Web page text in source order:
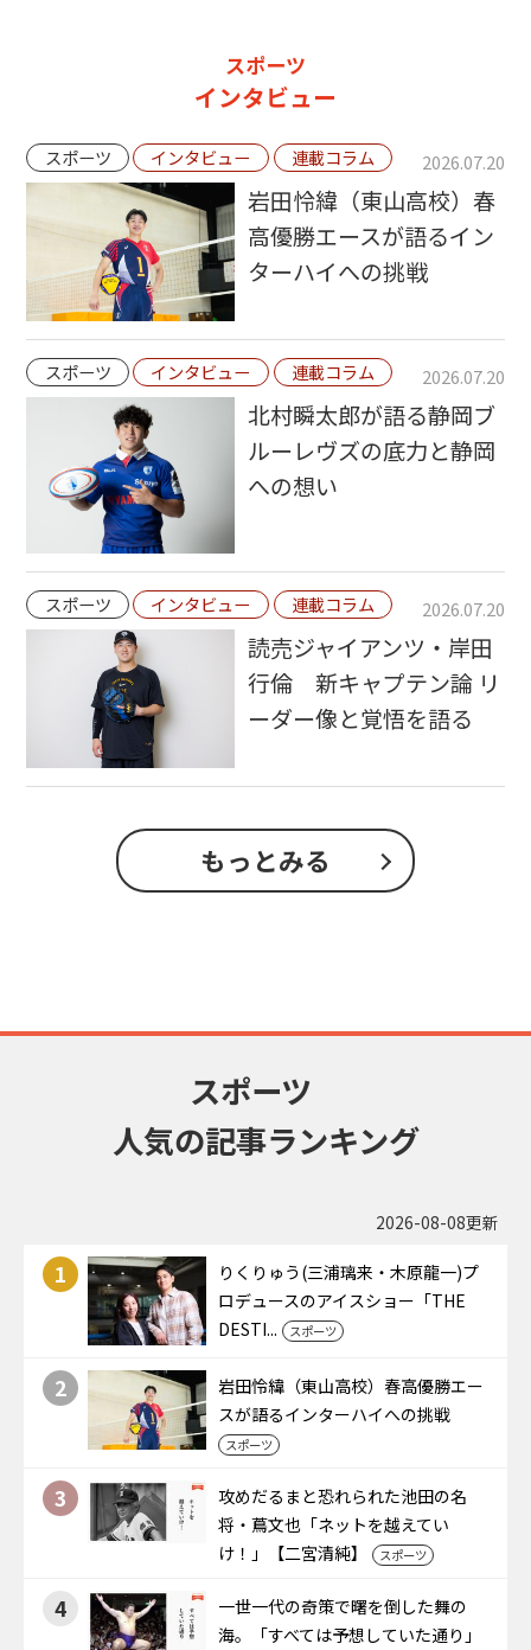
スポーツ
インタビュー
スポーツ インタビュー 連載コラム 2026.07.20
岩田怜緯（東山高校）春
高優勝エースが語るイン
ターハイへの挑戦
スポーツ インタビュー 連載コラム 2026.07.20
北村瞬太郎が語る静岡ブ
ルーレヴズの底力と静岡
への想い
スポーツ インタビュー 連載コラム 2026.07.20
読売ジャイアンツ・岸田
行倫 新キャプテン論 リ
ーダー像と覚悟を語る
もっとみる
スポーツ
人気の記事ランキング
2026-08-08更新
1
りくりゅう(三浦璃来・木原龍一)プ
ロデュースのアイスショー「THE
DESTI...
スポーツ
2
岩田怜緯（東山高校）春高優勝エー
スが語るインターハイへの挑戦
スポーツ
3
攻めだるまと恐れられた池田の名
将・蔦文也「ネットを越えてい
け！」【二宮清純】
スポーツ
4
一世一代の奇策で曙を倒した舞の
海。「すべては予想していた通り」